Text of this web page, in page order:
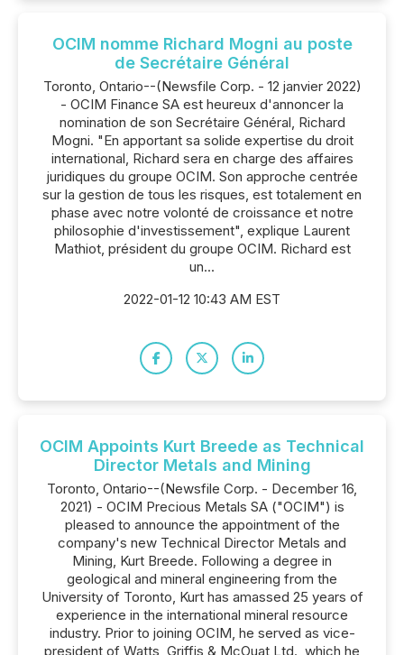
OCIM nomme Richard Mogni au poste
de Secrétaire Général
Toronto, Ontario--(Newsfile Corp. - 12 janvier 2022)
- OCIM Finance SA est heureux d'annoncer la
nomination de son Secrétaire Général, Richard
Mogni. "En apportant sa solide expertise du droit
international, Richard sera en charge des affaires
juridiques du groupe OCIM. Son approche centrée
sur la gestion de tous les risques, est totalement en
phase avec notre volonté de croissance et notre
philosophie d'investissement", explique Laurent
Mathiot, président du groupe OCIM. Richard est
un...
2022-01-12 10:43 AM EST
OCIM Appoints Kurt Breede as Technical
Director Metals and Mining
Toronto, Ontario--(Newsfile Corp. - December 16,
2021) - OCIM Precious Metals SA ("OCIM") is
pleased to announce the appointment of the
company's new Technical Director Metals and
Mining, Kurt Breede. Following a degree in
geological and mineral engineering from the
University of Toronto, Kurt has amassed 25 years of
experience in the international mineral resource
industry. Prior to joining OCIM, he served as vice-
president of Watts, Griffis & McOuat Ltd., which he